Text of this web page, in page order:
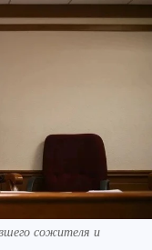
сожителя и